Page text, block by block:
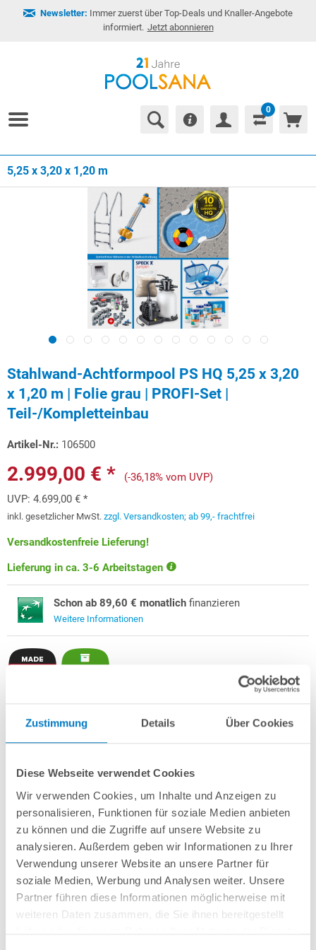
Zustimmung Details Über Cookies
Diese Webseite verwendet Cookies
Wir verwenden Cookies, um Inhalte und Anzeigen zu
personalisieren, Funktionen für soziale Medien anbieten
zu können und die Zugriffe auf unsere Website zu
analysieren. Außerdem geben wir Informationen zu Ihrer
Verwendung unserer Website an unsere Partner für
soziale Medien, Werbung und Analysen weiter. Unsere
Partner führen diese Informationen möglicherweise mit
weiteren Daten zusammen, die Sie ihnen bereitgestellt
Newsletter: Immer zuerst über Top-Deals und Knaller-Angebote
informiert. Jetzt abonnieren
0
5,25 x 3,20 x 1,20 m
Stahlwand-Achtformpool PS HQ 5,25 x 3,20
x 1,20 m | Folie grau | PROFI-Set |
Teil-/Kompletteinbau
Artikel-Nr.: 106500
2.999,00 € *
(-36,18% vom UVP)
UVP: 4.699,00 € *
inkl. gesetzlicher MwSt. zzgl. Versandkosten; ab 99,- frachtfrei
Versandkostenfreie Lieferung!
Lieferung in ca. 3-6 Arbeitstagen
Schon ab 89,60 € monatlich finanzieren
Weitere Informationen
Stahlwand-Achtformbecken POOLSANA Germany
bestehend aus 0,6 mm starker, feuerverzinkter Stahlwand +
Stahlstützkonstruktion mit 2 Sitzborden + sehr passgenauer, grauer PVC-
hochwertigem und stabilem Aluminiumsowie Bodenschienen aus
AlsPROFI-Setinkl.:
POOLSANAUV-C Entkeimungsgerät 75 W : Reduziert den
Wasserpflegebedarf deutlich!
Unterlegvlies 500 g/m²
Einbauskimmer und 2 Einlaufdüsen
SandfilteranlagePOOLSANAPRO PRIME 400 / SPECKPP 7(Made in
Germany) inkl. Filtersand